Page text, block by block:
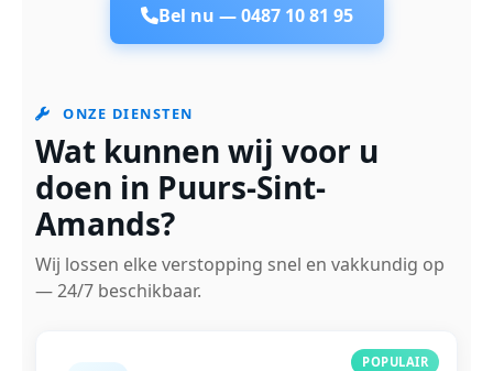
Bel nu —0487 10 81 95
ONZE DIENSTEN
Wat kunnen wij voor u
doen in Puurs-Sint-
Amands?
Wij lossen elke verstopping snel en vakkundig op
— 24/7 beschikbaar.
POPULAIR